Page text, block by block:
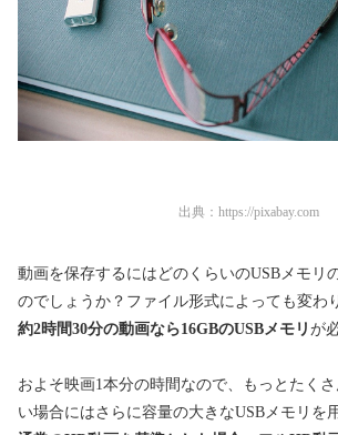
出典： https://pixabay.com
動画を保存するにはどのくらいのUSBメモリ
のでしょうか？ファイル形式によっても変わ
約2時間30分の動画なら16GBのUSBメモリ が
およそ映画1本分の時間なので、もっとたく
い場合にはさらに容量の大きなUSBメモリを